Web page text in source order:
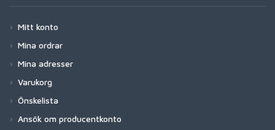
Mitt konto
Mina ordrar
Mina adresser
Varukorg
Önskelista
Ansök om producentkonto